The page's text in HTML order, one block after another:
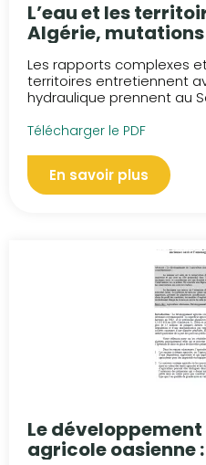
L’eau et les
Algérie, mutations
Les rapports complexes
territoires entretiennent
hydraulique prennent au
Télécharger le PDF
En savoir plus
Le
agricole oasienne